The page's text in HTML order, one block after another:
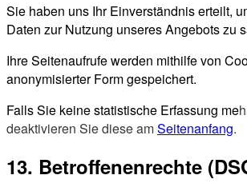
Sie haben uns Ihr Einverständnis erteilt,
Daten zur Nutzung unseres Angebots zu
Ihre Seitenaufrufe werden mithilfe von
anonymisierter Form gespeichert.
Falls Sie keine statistische Erfassung me
deaktivieren Sie diese amSeitenanfang.
13. Betroffenenrechte